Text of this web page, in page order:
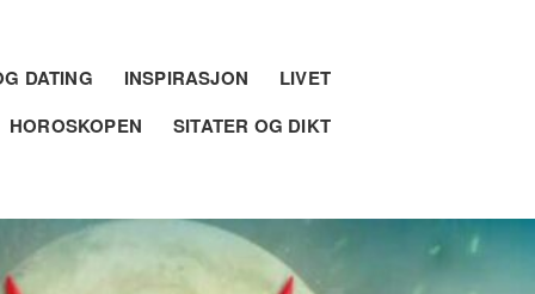
DATING INSPIRASJON
LIVET
HOROSKOPEN
SITATER OG DIKT